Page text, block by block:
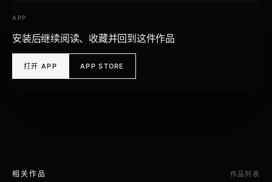
APP
安装后继续阅读、收藏并回到这件作品
打开 APP APP STORE
相关作品 作品列表